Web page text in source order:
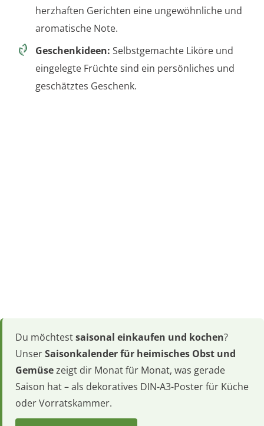
herzhaften Gerichten eine ungewöhnliche und
aromatische Note.
Geschenkideen: Selbstgemachte Liköre und
eingelegte Früchte sind ein persönliches und
geschätztes Geschenk.
Du möchtestsaisonal einkaufen und kochen?
UnserSaisonkalender für heimisches Obst und
Gemüsezeigt dir Monat für Monat, was gerade
Saison hat – als dekoratives DIN-A3-Poster für Küche
oder Vorratskammer.